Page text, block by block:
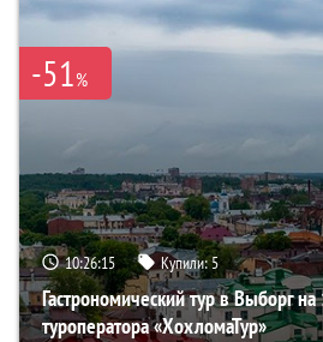
-51%
10:26:13 Купили:5
Гастрономический тур в Выборг
туроператора «ХохломаТур»